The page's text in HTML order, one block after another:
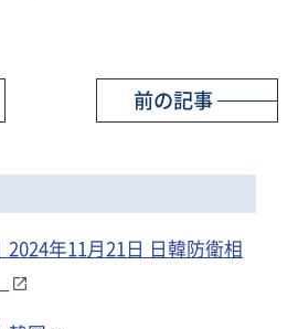
前の記事
年11月21日 日韓防衛相